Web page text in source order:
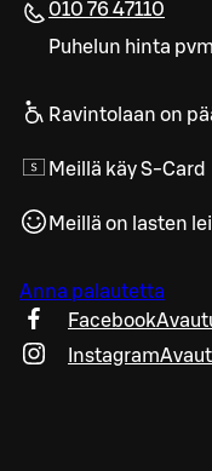
010 76 47110
Puhelun hinta
Ravintolaan on
Meillä käy S-Card
Meillä on lasten
Anna palautetta
Facebook
Instagram